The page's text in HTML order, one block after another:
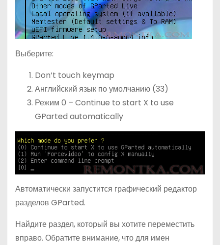
Выберите:
Don’t touch keymap
Английский язык по умолчанию (33)
Режим 0 – Continue to start X to use
GParted automatically
Автоматически запустится графический редактор
разделов GParted.
Найдите раздел, который вы хотите переместить
вправо. Обратите внимание, что для имен